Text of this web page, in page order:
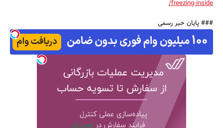
freezing-inside/
### پایان خبر رسمی